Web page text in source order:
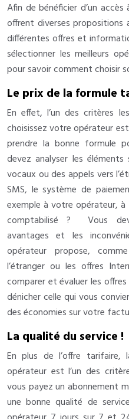
Afin de bénéficier d’un
offrent diverses propositions
différentes offres et
sélectionner les meilleurs
pour savoir comment choisir
Le prix de la formule
En effet, l’un des critères
choisissez votre opérateur
prendre la bonne formule
devez analyser les
vocaux ou des appels vers
SMS, le système de
exemple à votre opérateur,
comptabilisé ? Vous
avantages et les
opérateur propose,
l’étranger ou les offres
comparer et évaluer les
dénicher celle qui vous
des économies sur votre
La qualité du service !
En plus de l’offre
opérateur est l’un des
vous payez un abonnement
une bonne qualité de